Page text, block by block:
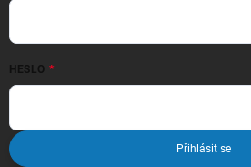
HESLO
Přihlásit se